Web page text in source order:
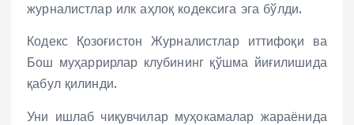
журналистлар илк аҳлоқ кодексига эга бўлди.
Кодекс Қозоғистон Журналистлар иттифоқи ва
Бош муҳаррирлар клубининг қўшма йиғилишида
қабул қилинди.
Уни ишлаб чиқувчилар муҳокамалар жараёнида